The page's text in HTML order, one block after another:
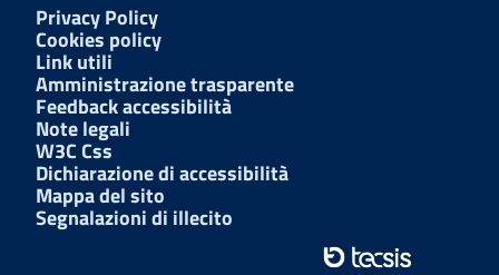
Privacy Policy
Cookies policy
Link utili
Amministrazione trasparente
Feedback accessibilità
Note legali
W3C Css
Dichiarazione di accessibilità
Mappa del sito
Segnalazioni di illecito